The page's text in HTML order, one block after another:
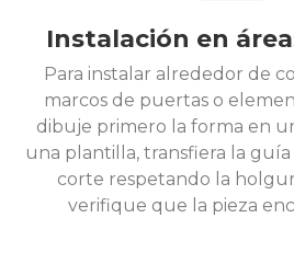
Instalación en
Para instalar alrededor de
marcos de puertas o
dibuje primero la forma en
una plantilla, transfiera la guía
corte respetando la
verifique que la pieza